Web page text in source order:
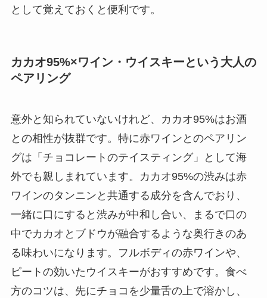
として覚えておくと便利です。
カカオ95%×ワイン・ウイスキーという大人の
ペアリング
意外と知られていないけれど、カカオ95%はお酒
との相性が抜群です。特に赤ワインとのペアリン
グは「チョコレートのテイスティング」として海
外でも親しまれています。カカオ95%の渋みは赤
ワインのタンニンと共通する成分を含んでおり、
一緒に口にすると渋みが中和し合い、まるで口の
中でカカオとブドウが融合するような奥行きのあ
る味わいになります。フルボディの赤ワインや、
ピートの効いたウイスキーがおすすめです。食べ
方のコツは、先にチョコを少量舌の上で溶かし、